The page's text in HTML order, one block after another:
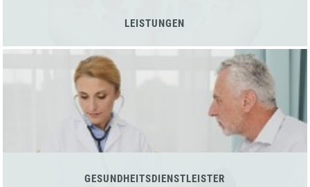
LEISTUNGEN
GESUNDHEITSDIENSTLEISTER